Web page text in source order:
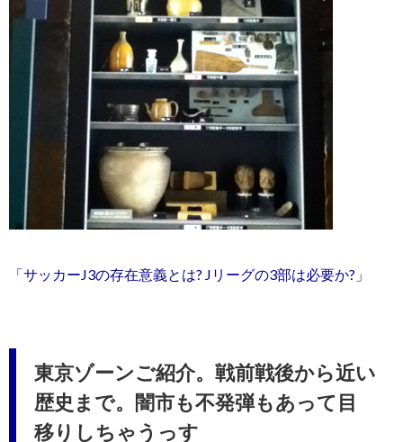
「サッカーJ3の存在意義とは? Jリーグの3部は必要か?」
東京ゾーンご紹介。戦前戦後から近い
歴史まで。闇市も不発弾もあって目
移りしちゃうっす